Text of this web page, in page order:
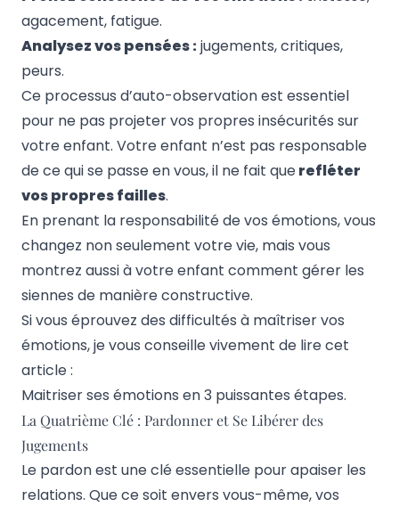
agacement, fatigue.
Analysez vos pensées :jugements, critiques,
peurs.
Ce processus d’auto-observation est essentiel
pour ne pas projeter vos propres insécurités sur
votre enfant. Votre enfant n’est pas responsable
de ce qui se passe en vous, il ne fait querefléter
vos propres failles.
En prenant la responsabilité de vos émotions, vous
changez non seulement votre vie, mais vous
montrez aussi à votre enfant comment gérer les
siennes de manière constructive.
Si vous éprouvez des difficultés à maîtriser vos
émotions, je vous conseille vivement de lire cet
article :
Maitriser ses émotions en 3 puissantes étapes.
La Quatrième Clé : Pardonner et Se Libérer des
Jugements
Le pardon est une clé essentielle pour apaiser les
relations. Que ce soit envers vous-même, vos